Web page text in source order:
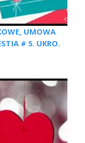
UMOWA
# 5. UKRO.